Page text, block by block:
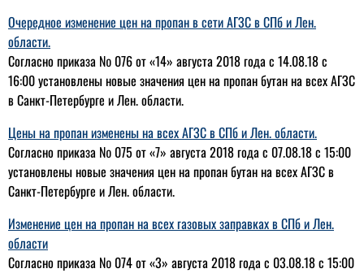
Очередное изменение цен на пропан в сети АГЗС в СПб и Лен.
области.
Согласно приказа № 076 от «14» августа 2018 года с 14.08.18 с
16:00 установлены новые значения цен на пропан бутан на всех АГЗС
в Санкт-Петербурге и Лен. области.
Цены на пропан изменены на всех АГЗС в СПб и Лен. области.
Согласно приказа № 075 от «7» августа 2018 года с 07.08.18 с 15:00
установлены новые значения цен на пропан бутан на всех АГЗС в
Санкт-Петербурге и Лен. области.
Изменение цен на пропан на всех газовых заправках в СПб и Лен.
области
Согласно приказа № 074 от «3» августа 2018 года с 03.08.18 с 15:00